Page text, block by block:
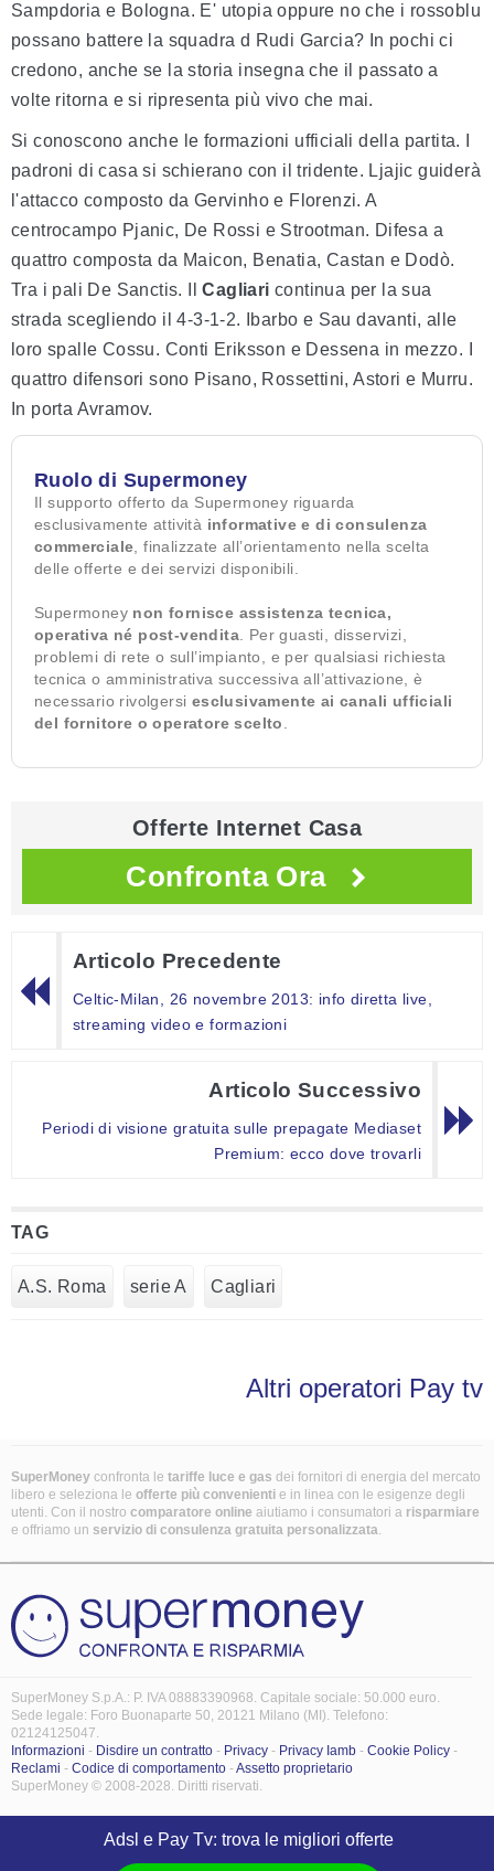
Sampdoria e Bologna. E' utopia oppure no che i rossoblu
possano battere la squadra d Rudi Garcia? In pochi ci
credono, anche se la storia insegna che il passato a
volte ritorna e si ripresenta più vivo che mai.
Si conoscono anche le formazioni ufficiali della partita. I
padroni di casa si schierano con il tridente. Ljajic guiderà
l'attacco composto da Gervinho e Florenzi. A
centrocampo Pjanic, De Rossi e Strootman. Difesa a
quattro composta da Maicon, Benatia, Castan e Dodò.
Tra i pali De Sanctis. IlCagliari continua per la sua
strada scegliendo il 4-3-1-2. Ibarbo e Sau davanti, alle
loro spalle Cossu. Conti Eriksson e Dessena in mezzo. I
quattro difensori sono Pisano, Rossettini, Astori e Murru.
In porta Avramov.
Ruolo di Supermoney
Il supporto offerto da Supermoney riguarda
esclusivamente attività informative e di consulenza
commerciale , finalizzate all’orientamento nella scelta
delle offerte e dei servizi disponibili.
Supermoney non fornisce assistenza tecnica,
operativa né post-vendita . Per guasti, disservizi,
problemi di rete o sull’impianto, e per qualsiasi richiesta
tecnica o amministrativa successiva all’attivazione, è
necessario rivolgersi esclusivamente ai canali ufficiali
del fornitore o operatore scelto
Offerte Internet Casa
Confronta Ora
Articolo Precedente
Celtic-Milan, 26 novembre 2013: info diretta live,
streaming video e formazioni
Articolo Successivo
Periodi di visione gratuita sulle prepagate Mediaset
Premium: ecco dove trovarli
TAG
A.S. Roma serie A Cagliari
Altri operatori Pay tv
SuperMoney confronta le tariffe luce e gas dei fornitori di energia del mercato
libero e seleziona le offerte più convenienti e in linea con le esigenze degli
utenti. Con il nostro comparatore online aiutiamo i consumatori a risparmiare
e offriamo un servizio di consulenza gratuita personalizzata.
SuperMoney S.p.A.: P. IVA 08883390968. Capitale sociale: 50.000 euro.
Sede legale: Foro Buonaparte 50, 20121 Milano (MI). Telefono:
02124125047.
Informazioni - Disdire un contratto - Privacy - Privacy Iamb - Cookie Policy -
Reclami - Codice di comportamento -Assetto proprietario
SuperMoney © 2008-2028. Diritti riservati.
Adsl e Pay Tv: trova le migliori offerte